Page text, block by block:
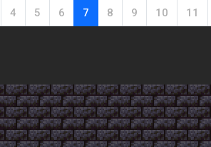
4 5 6 7 8 9 10 11